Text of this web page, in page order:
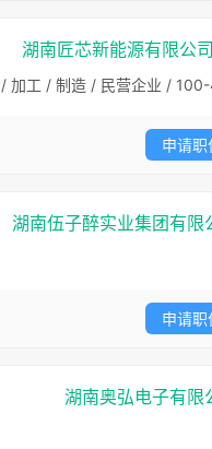
湖南匠芯新能源有限公司
加工 / 制造 / 民营企业 /
申请职
湖南伍子醉实业集团有限
申请职
湖南奥弘电子有限